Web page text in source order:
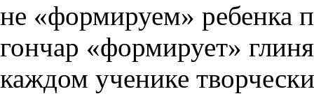
не «формируем» ребенка
гончар «формирует»
каждом ученике